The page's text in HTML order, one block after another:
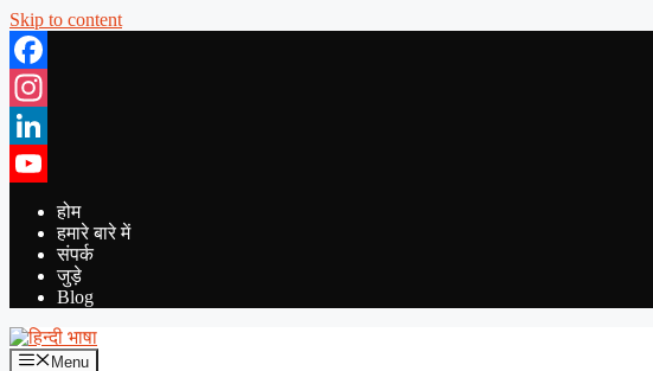
Skip to content
Facebook
Instagram
LinkedIn
YouTube
होम
हमारे बारे में
संपर्क
जुड़े
Blog
Menu